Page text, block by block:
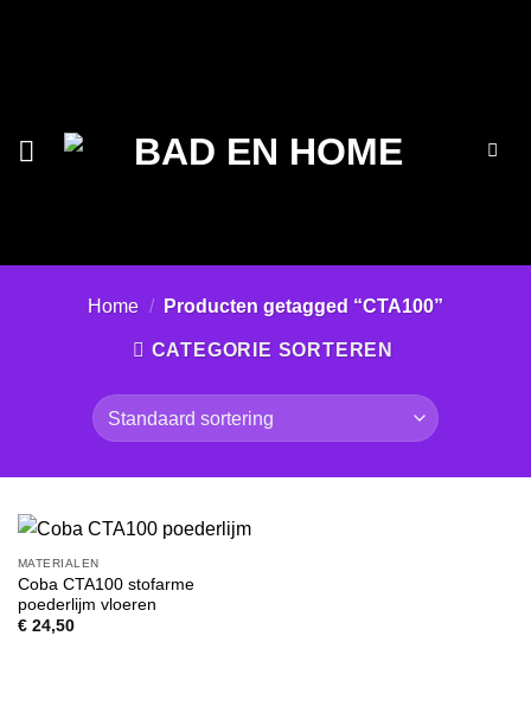
Home / Producten getagged “CTA100”
CATEGORIE SORTEREN
MATERIALEN
Coba CTA100 stofarme
poederlijm vloeren
€24,50